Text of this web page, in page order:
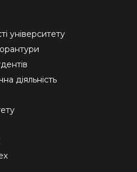
університету
діяльність